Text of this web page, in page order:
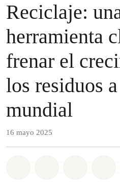
Reciclaje:
herramienta
frenar el
los residuos
mundial
16 mayo 2025